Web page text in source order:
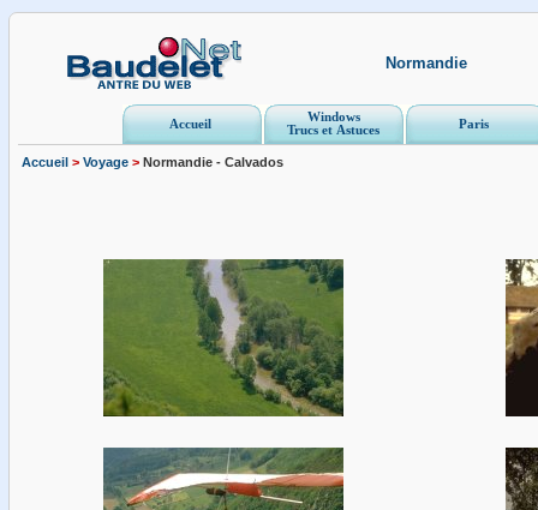
Normandie
Accueil
Windows
Trucs et Astuces
Paris
Accueil > Voyage > Normandie - Calvados